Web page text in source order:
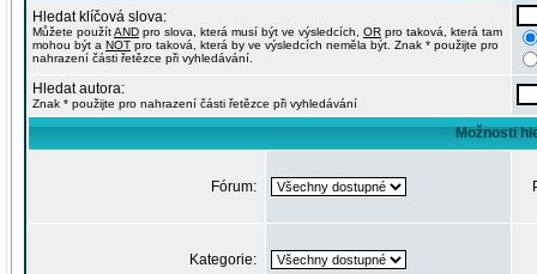
Hledat klíčová slova:
Můžete použítAND pro slova, která musí být ve výsledcích, OR pro taková, která tam
mohou být a NOT pro taková, která by ve výsledcích neměla být. Znak * použijte pro
nahrazení části řetězce při vyhledávání.
Hledat autora:
Znak * použijte pro nahrazení části řetězce při vyhledávání
Možnosti
Fórum:
Kategorie: